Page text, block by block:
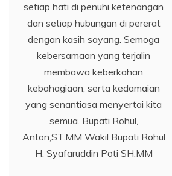
setiap hati di penuhi ketenangan
dan setiap hubungan di pererat
dengan kasih sayang. Semoga
kebersamaan yang terjalin
membawa keberkahan
kebahagiaan, serta kedamaian
yang senantiasa menyertai kita
semua. Bupati Rohul,
Anton,ST.MM Wakil Bupati Rohul
H. Syafaruddin Poti SH.MM